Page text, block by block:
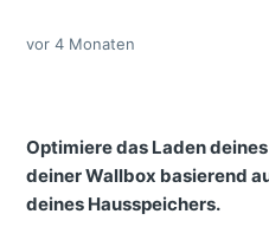
vor 4 Monaten
Optimiere das Laden
deiner Wallbox basierend
deines Hausspeichers.